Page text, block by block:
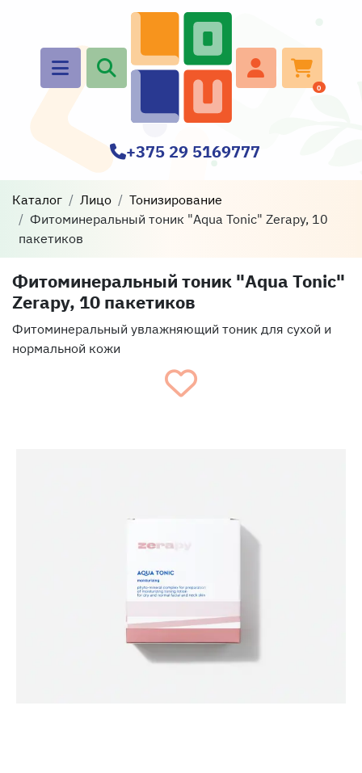
0
+375 29 5169777
Каталог Лицо
Тонизирование
Фитоминеральный тоник "Aqua Tonic" Zerapy, 10
пакетиков
Фитоминеральный тоник "Aqua Tonic"
Zerapy, 10 пакетиков
Фитоминеральный увлажняющий тоник для сухой и
нормальной кожи